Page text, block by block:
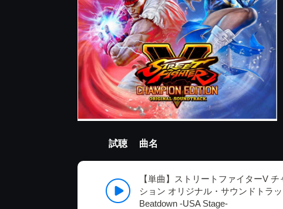
試聴 曲名
【単曲】ストリートファイターV
ション オリジナル・サウンドトラ
Beatdown -USA Stage-